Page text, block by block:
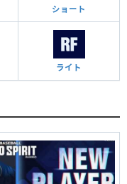
ショート
ライト